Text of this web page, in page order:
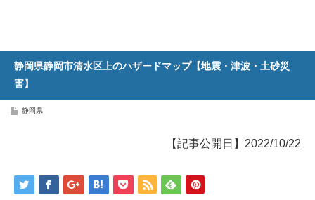
静岡県静岡市清水区上のハザードマップ【地震・津波・土砂災
害】
静岡県
【記事公開日】2022/10/22